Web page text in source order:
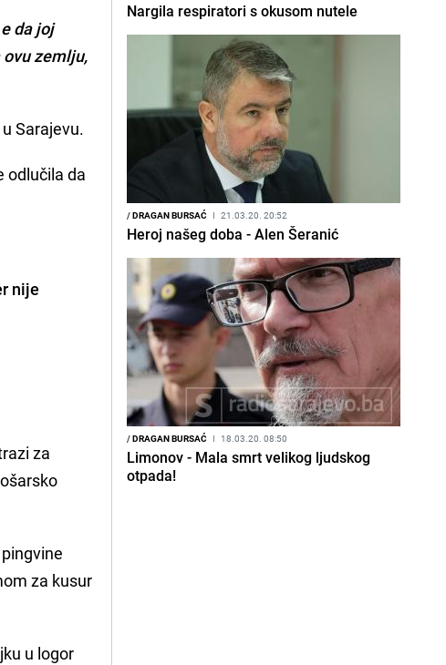
da joj
zemlju,
Sarajevu.
odlučila da
nije
za
za kusur
u logor
Nargila respiratori s okusom nutele
/DRAGAN BURSAĆ I 21.03.20. 20:52
Heroj našeg doba - Alen Šeranić
/DRAGAN BURSAĆ I 18.03.20. 08:50
Limonov - Mala smrt velikog ljudskog
otpada!